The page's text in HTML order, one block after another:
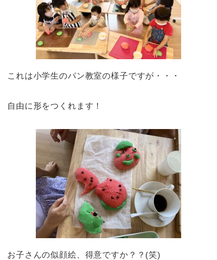
これは小学生のパン教室の様子ですが・・・
自由に形をつくれます！
お子さんの似顔絵、得意ですか？？(笑)